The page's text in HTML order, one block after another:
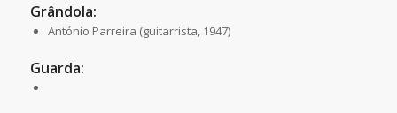
Grândola:
António Parreira (guitarrista, 1947)
Guarda: